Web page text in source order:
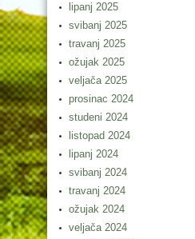
lipanj 2025
svibanj 2025
travanj 2025
ožujak 2025
veljača 2025
prosinac 2024
studeni 2024
listopad 2024
lipanj 2024
svibanj 2024
travanj 2024
ožujak 2024
veljača 2024